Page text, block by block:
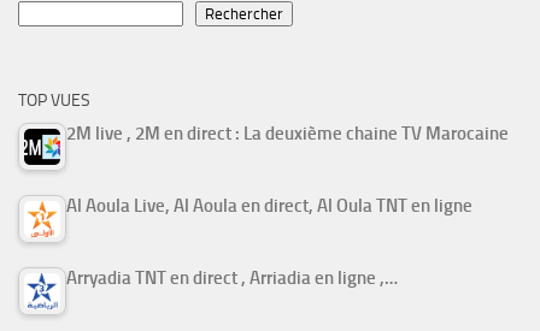
Rechercher
TOP VUES
2M live , 2M en direct : La deuxième chaine TV Marocaine
Al Aoula Live, Al Aoula en direct, Al Oula TNT en ligne
Arryadia TNT en direct , Arriadia en ligne ,…